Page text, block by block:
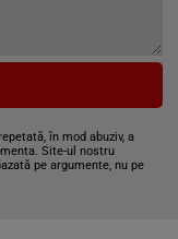
în mod abuziv, a
Site-ul nostru
pe argumente, nu pe